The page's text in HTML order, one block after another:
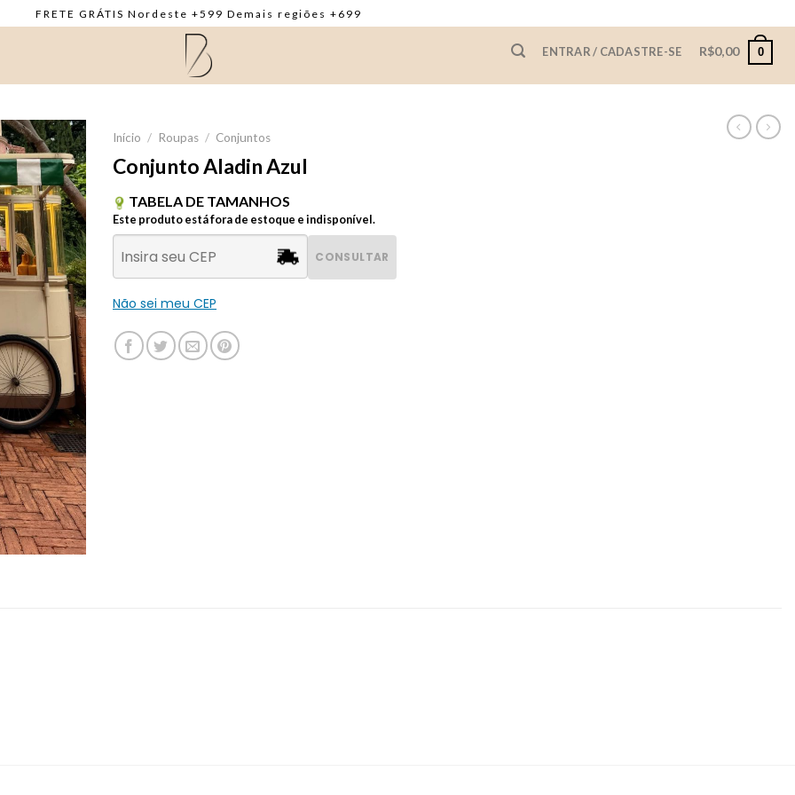
FRETE GRÁTIS Nordeste +599 Demais regiões +699
ENTRAR / CADASTRE-SE R$0,00 0
Início / Roupas / Conjuntos
Conjunto Aladin Azul
TABELA DE TAMANHOS
Este produto está fora de estoque e indisponível.
CONSULTAR
Não sei meu CEP